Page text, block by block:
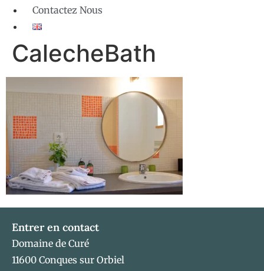
Contactez Nous
CalecheBath
Entrer en contact
Domaine de Curé
11600 Conques sur Orbiel